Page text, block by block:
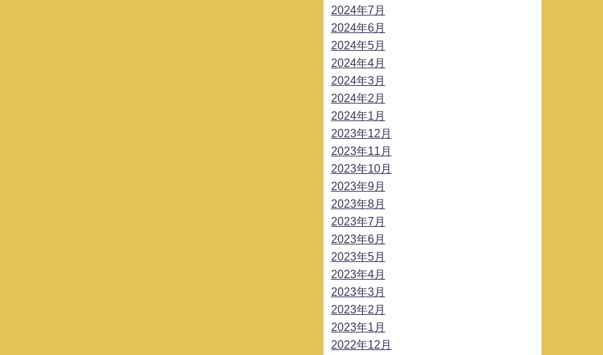
2024年7月
2024年6月
2024年5月
2024年4月
2024年3月
2024年2月
2024年1月
2023年12月
2023年11月
2023年10月
2023年9月
2023年8月
2023年7月
2023年6月
2023年5月
2023年4月
2023年3月
2023年2月
2023年1月
2022年12月